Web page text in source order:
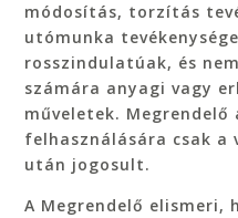
módosítás, torzítás
utómunka
rosszindulatúak, és
számára anyagi vagy
műveletek.
felhasználására csak
után jogosult.
A Megrendelő